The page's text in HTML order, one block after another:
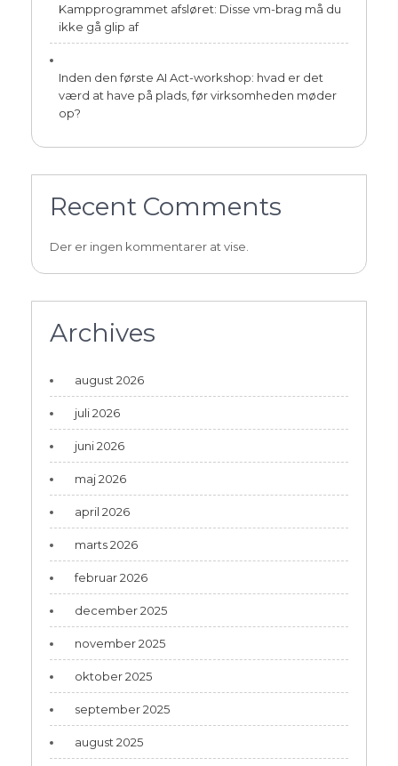
Kampprogrammet afsløret: Disse vm-brag må du
ikke gå glip af
Inden den første AI Act-workshop: hvad er det
værd at have på plads, før virksomheden møder
op?
Recent Comments
Der er ingen kommentarer at vise.
Archives
august 2026
juli 2026
juni 2026
maj 2026
april 2026
marts 2026
februar 2026
december 2025
november 2025
oktober 2025
september 2025
august 2025